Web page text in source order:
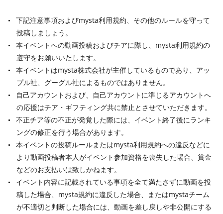
下記注意事項およびmysta利用規約、その他のルールを守って
投稿しましょう。
本イベントへの動画投稿およびチアに際し、mysta利用規約の
遵守をお願いいたします。
本イベントはmysta株式会社が主催しているものであり、アッ
プル社、グーグル社によるものではありません。
自己アカウントおよび、自己アカウントに準じるアカウントへ
の応援はチア・ギフティング共に禁止とさせていただきます。
不正チア等の不正が発覚した際には、イベント終了後にランキ
ングの修正を行う場合があります。
本イベントの投稿ルールまたはmysta利用規約への違反などに
より動画投稿者本人がイベント参加資格を喪失した場合、賞金
などのお支払いは致しかねます。
イベント内容に記載されている事項を全て満たさずに動画を投
稿した場合、mysta規約に違反した場合、またはmystaチーム
が不適切と判断した場合には、動画を差し戻しや非公開にする